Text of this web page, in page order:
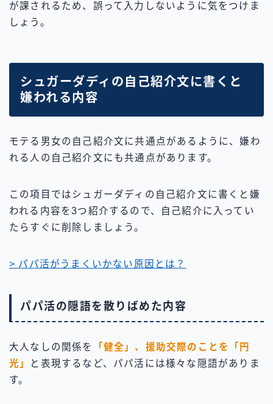
が課されるため、誤って入力しないように気をつけま
しょう。
シュガーダディの自己紹介文に書くと
嫌われる内容
モテる男女の自己紹介文に共通点があるように、嫌わ
れる人の自己紹介文にも共通点があります。
この項目ではシュガーダディの自己紹介文に書くと嫌
われる内容を3つ紹介するので、自己紹介に入ってい
たらすぐに削除しましょう。
> パパ活がうまくいかない原因とは？
パパ活の隠語を散りばめた内容
大人なしの関係を
「健全」、援助交際のことを「円
光」
と表現するなど、パパ活には様々な隠語がありま
す。